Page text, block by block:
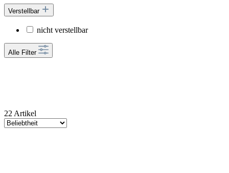
Verstellbar
nicht verstellbar
Alle Filter
22 Artikel